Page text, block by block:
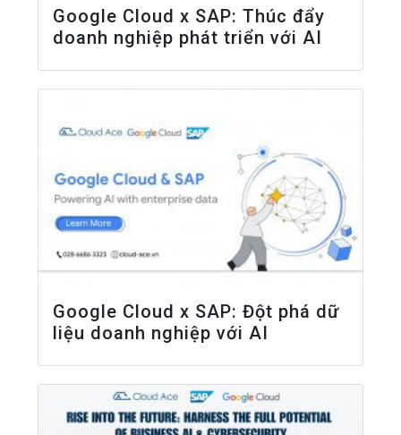
Google Cloud x SAP: Thúc đẩy
doanh nghiệp phát triển với AI
Google Cloud x SAP: Đột phá dữ
liệu doanh nghiệp với AI